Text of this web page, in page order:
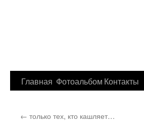
Перейти
содержимому
Главная Фотоальбом Контакты
← только тех, кто кашляет…